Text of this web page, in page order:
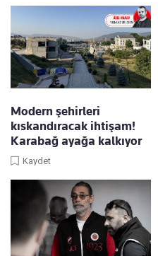
Modern şehirleri
kıskandıracak ihtişam!
Karabağ ayağa kalkıyor
Kaydet